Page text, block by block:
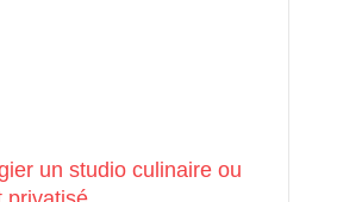
un studio culinaire ou